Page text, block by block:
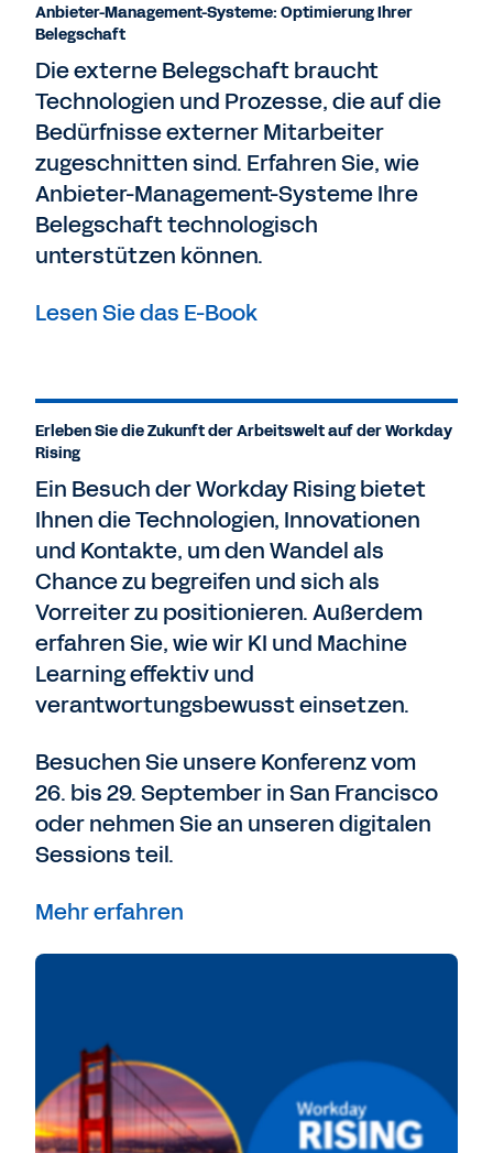
Anbieter-Management-Systeme: Optimierung Ihrer
Belegschaft
Die externe Belegschaft braucht
Technologien und Prozesse, die auf die
Bedürfnisse externer Mitarbeiter
zugeschnitten sind. Erfahren Sie, wie
Anbieter-Management-Systeme Ihre
Belegschaft technologisch
unterstützen können.
Lesen Sie das E-Book
Erleben Sie die Zukunft der Arbeitswelt auf der Workday
Rising
Ein Besuch der Workday Rising bietet
Ihnen die Technologien, Innovationen
und Kontakte, um den Wandel als
Chance zu begreifen und sich als
Vorreiter zu positionieren. Außerdem
erfahren Sie, wie wir KI und Machine
Learning effektiv und
verantwortungsbewusst einsetzen.
Besuchen Sie unsere Konferenz vom
26. bis 29. September in San Francisco
oder nehmen Sie an unseren digitalen
Sessions teil.
Mehr erfahren